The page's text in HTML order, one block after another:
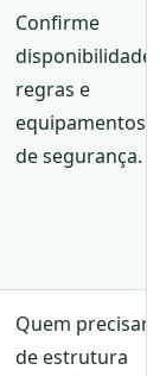
Confirme
disponibilidade,
regras e
equipamentos
de segurança.
Quem precisar
de estrutura